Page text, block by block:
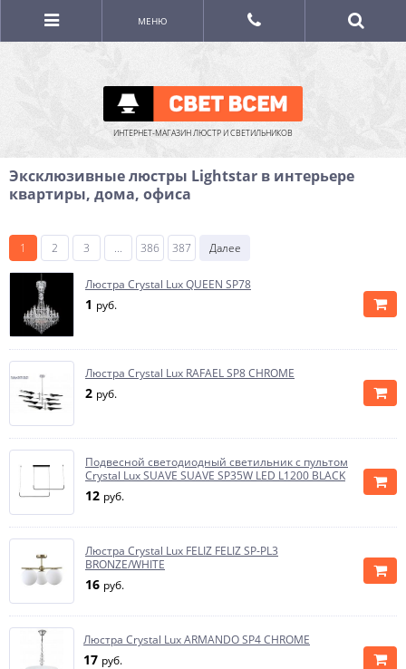
ИНТЕРНЕТ-МАГАЗИН ЛЮСТР И СВЕТИЛЬНИКОВ
МЕНЮ
Эксклюзивные люстры Lightstar в интерьере
квартиры, дома, офиса
1 2 3 ... 386 387 Далее
Люстра Crystal Lux QUEEN SP78
1 руб.
Люстра Crystal Lux RAFAEL SP8 CHROME
2 руб.
Подвесной светодиодный светильник с пультом
Crystal Lux SUAVE SUAVE SP35W LED L1200 BLACK
12 руб.
Люстра Crystal Lux FELIZ FELIZ SP-PL3
BRONZE/WHITE
16 руб.
Люстра Crystal Lux ARMANDO SP4 CHROME
17 руб.